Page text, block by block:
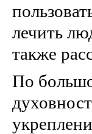
лечить
также
По